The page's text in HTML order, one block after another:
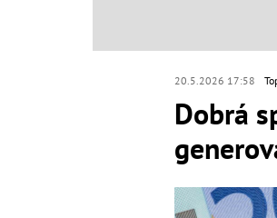
20.5.2026 17:58
Dobrá